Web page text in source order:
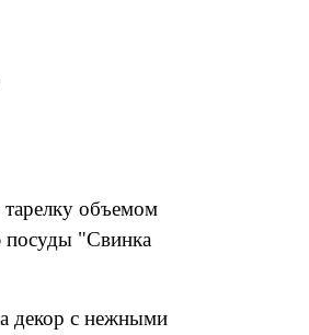
тарелку объемом
"Свинка
а декор с нежными